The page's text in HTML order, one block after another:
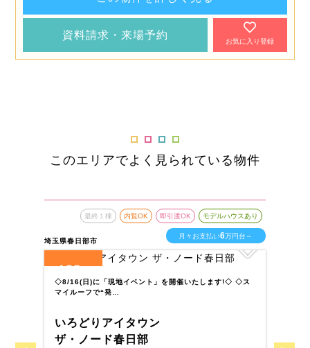
資料請求・来場予約
お気に入り登録
このエリアでよく見られている物件
埼玉県春日部市
最終１棟 内覧OK 即引渡OK モデルハウスあり
月々お支払い6万円台～
128
◇8/16(日)に「現地イベント」を開催いたします!◇ ◇ス
マイルーフで“発…
いろどりアイタウン
ザ・ノード春日部